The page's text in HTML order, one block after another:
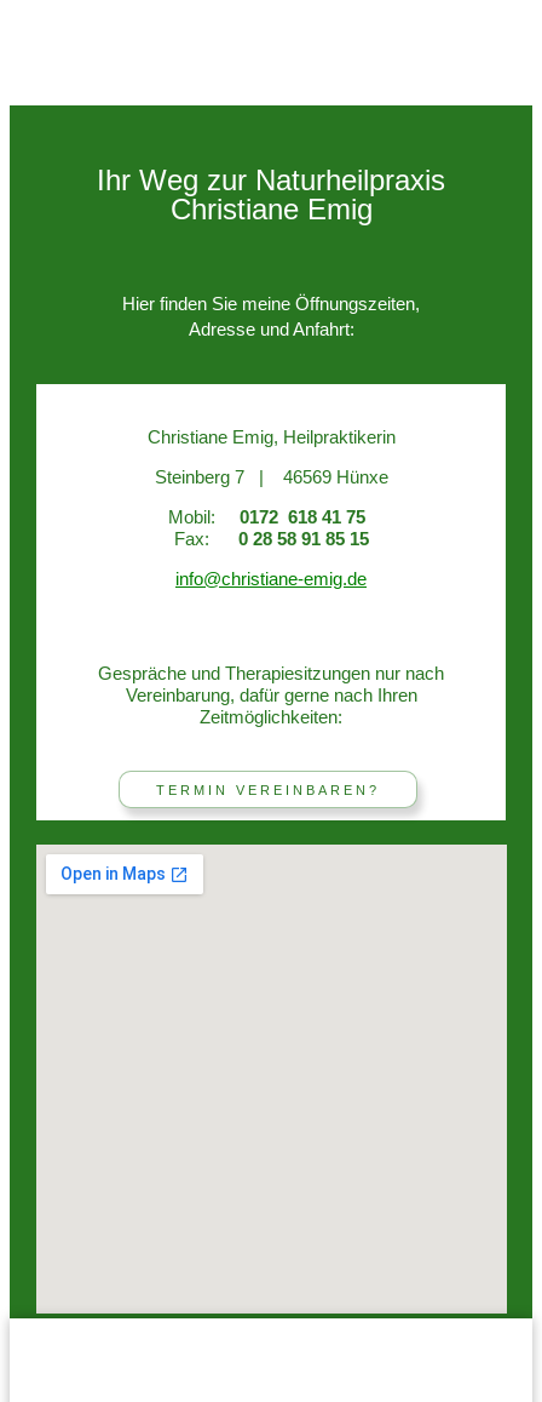
Ihr Weg zur Naturheilpraxis
Christiane Emig
Hier finden Sie meine Öffnungszeiten,
Adresse und Anfahrt:
Christiane Emig, Heilpraktikerin
Steinberg 7 | 46569 Hünxe
Mobil: 0172 618 41 75
Fax: 0 28 58 91 85 15
info@christiane-emig.de
Gespräche und Therapiesitzungen nur nach
Vereinbarung, dafür gerne nach Ihren
Zeitmöglichkeiten:
TERMIN VEREINBAREN?